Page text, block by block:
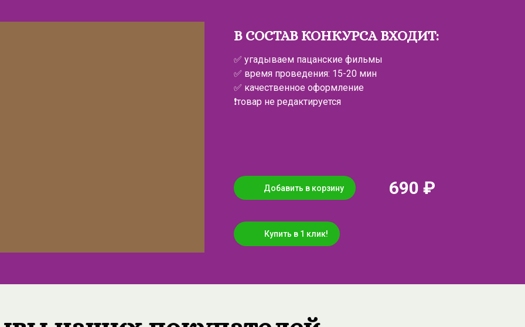
В СОСТАВ КОНКУРСА ВХОДИТ:
✅ угадываем пацанские фильмы
✅ время проведения: 15-20 мин
✅ качественное оформление
❗товар не редактируется
Добавить в корзину 690 ₽
Купить в 1 клик!